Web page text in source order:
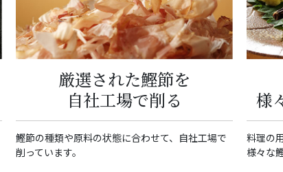
厳選された鰹節を
自社工場で削る
鰹節の種類や原料の状態に合わせて、自社工場で
削っています。
様
料理の
様々な